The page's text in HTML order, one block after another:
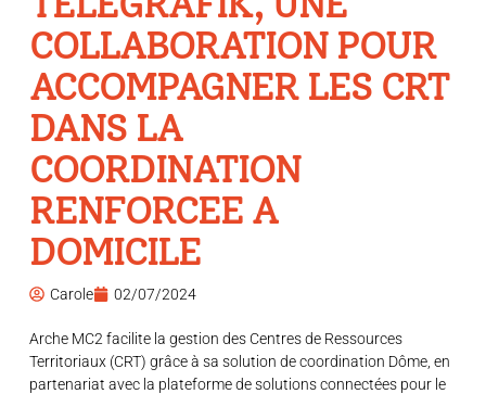
COLLABORATION POUR
ACCOMPAGNER LES CRT
DANS LA
COORDINATION
RENFORCEE A
DOMICILE
Carole 02/07/2024
Arche MC2 facilite la gestion des Centres de Ressources
Territoriaux (CRT) grâce à sa solution de coordination Dôme, en
partenariat avec la plateforme de solutions connectées pour le